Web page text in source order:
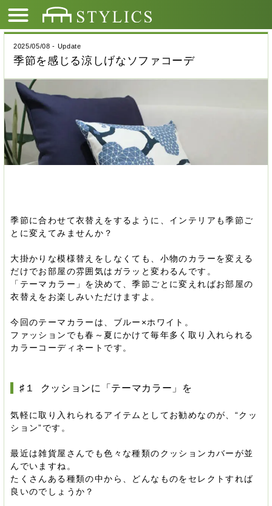
2025/05/08 - Update
季節を感じる涼しげなソファコーデ
季節に合わせて衣替えをするように、インテリアも季節ご
とに変えてみませんか？
大掛かりな模様替えをしなくても、小物のカラーを変える
だけでお部屋の雰囲気はガラッと変わるんです。
「テーマカラー」を決めて、季節ごとに変えればお部屋の
衣替えをお楽しみいただけますよ。
今回のテーマカラーは、ブルー×ホワイト。
ファッションでも春～夏にかけて毎年多く取り入れられる
カラーコーディネートです。
♯１ クッションに「テーマカラー」を
気軽に取り入れられるアイテムとしてお勧めなのが、“クッ
ション”です。
最近は雑貨屋さんでも色々な種類のクッションカバーが並
んでいますね。
たくさんある種類の中から、どんなものをセレクトすれば
良いのでしょうか？